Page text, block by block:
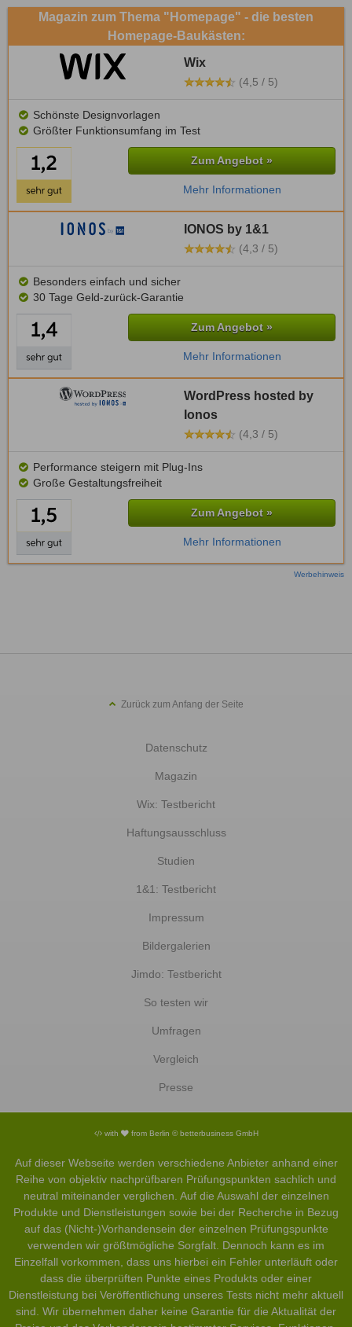
Magazin zum Thema "Homepage" - die besten
Homepage-Baukästen:
Wix
(4,5 / 5)
Schönste Designvorlagen
Größter Funktionsumfang im Test
Zum Angebot »
Mehr Informationen
IONOS by 1&1
(4,3 / 5)
Besonders einfach und sicher
30 Tage Geld-zurück-Garantie
Zum Angebot »
Mehr Informationen
WordPress hosted by
Ionos
(4,3 / 5)
Performance steigern mit Plug-Ins
Große Gestaltungsfreiheit
Zum Angebot »
Mehr Informationen
Werbehinweis
Zurück zum Anfang der Seite
Datenschutz
Magazin
Wix: Testbericht
Haftungsausschluss
Studien
1&1: Testbericht
Impressum
Bildergalerien
Jimdo: Testbericht
So testen wir
Umfragen
Vergleich
Presse
with from Berlin © betterbusiness GmbH
Auf dieser Webseite werden verschiedene Anbieter anhand einer
Reihe von objektiv nachprüfbaren Prüfungspunkten sachlich und
neutral miteinander verglichen. Auf die Auswahl der einzelnen
Produkte und Dienstleistungen sowie bei der Recherche in Bezug
auf das (Nicht-)Vorhandensein der einzelnen Prüfungspunkte
verwenden wir größtmögliche Sorgfalt. Dennoch kann es im
Einzelfall vorkommen, dass uns hierbei ein Fehler unterläuft oder
dass die überprüften Punkte eines Produkts oder einer
Dienstleistung bei Veröffentlichung unseres Tests nicht mehr aktuell
sind. Wir übernehmen daher keine Garantie für die Aktualität der